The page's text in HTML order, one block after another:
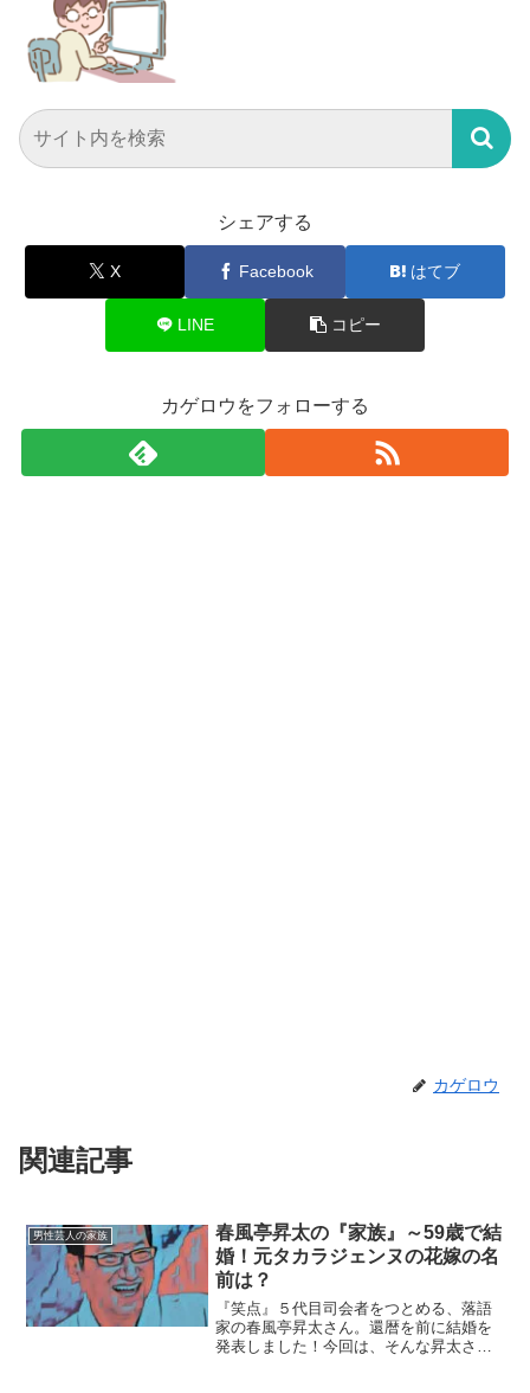
シェアする
X Facebook はてブ
LINE コピー
カゲロウをフォローする
カゲロウ
関連記事
男性芸人の家族
春風亭昇太の『家族』～59歳で結
婚！元タカラジェンヌの花嫁の名
前は？
『笑点』５代目司会者をつとめる、落語
家の春風亭昇太さん。還暦を前に結婚を
発表しました！今回は、そんな昇太さん